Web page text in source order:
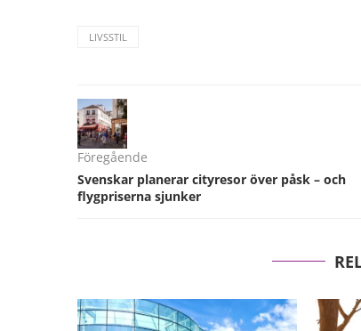
LIVSSTIL
Föregående
Svenskar planerar cityresor över påsk – och
flygpriserna sjunker